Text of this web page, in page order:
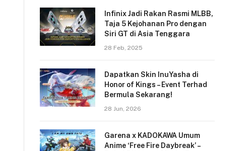
Infinix Jadi Rakan Rasmi MLBB,
Taja 5 Kejohanan Pro dengan
Siri GT di Asia Tenggara
28 Feb, 2025
Dapatkan Skin InuYasha di
Honor of Kings – Event Terhad
Bermula Sekarang!
28 Jun, 2026
Garena x KADOKAWA Umum
Anime ‘Free Fire Daybreak’ –